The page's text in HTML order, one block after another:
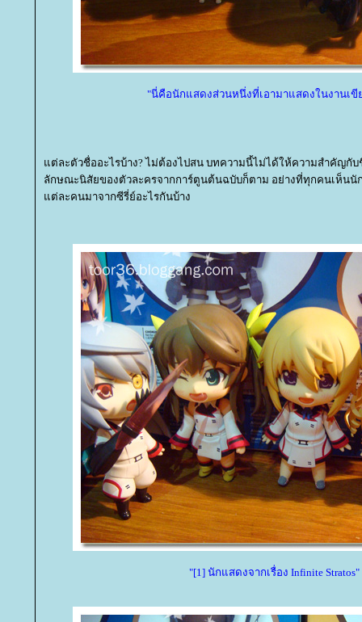
"นี่คือนักแสดงส่วนหนึ่งที่เอามาแสดงในงานเขี
ต่ละตัวชื่ออะไรบ้าง? ไม่ต้องไปสน บทความนี้ไม่ได้ให้ความสำคัญกับ
ลักษณะนิสัยของตัวละครจากการ์ตูนต้นฉบับก็ตาม อย่างที่ทุกคนเห็นนั
ต่ละคนมาจากซีรี่ย์อะไรกันบ้าง
"[1] นักแสดงจากเรื่อง Infinite Stratos"